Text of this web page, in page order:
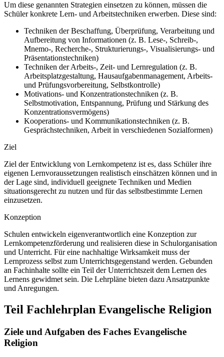
Um diese genannten Strategien einsetzen zu können, müssen die
Schüler konkrete Lern- und Arbeitstechniken erwerben. Diese sind:
Techniken der Beschaffung, Überprüfung, Verarbeitung und
Aufbereitung von Informationen (z. B. Lese-, Schreib-,
Mnemo-, Recherche-, Strukturierungs-, Visualisierungs- und
Präsentationstechniken)
Techniken der Arbeits-, Zeit- und Lernregulation (z. B.
Arbeitsplatzgestaltung, Hausaufgabenmanagement, Arbeits-
und Prüfungsvorbereitung, Selbstkontrolle)
Motivations- und Konzentrationstechniken (z. B.
Selbstmotivation, Entspannung, Prüfung und Stärkung des
Konzentrationsvermögens)
Kooperations- und Kommunikationstechniken (z. B.
Gesprächstechniken, Arbeit in verschiedenen Sozialformen)
Ziel
Ziel der Entwicklung von Lernkompetenz ist es, dass Schüler ihre
eigenen Lernvoraussetzungen realistisch einschätzen können und in
der Lage sind, individuell geeignete Techniken und Medien
situationsgerecht zu nutzen und für das selbstbestimmte Lernen
einzusetzen.
Konzeption
Schulen entwickeln eigenverantwortlich eine Konzeption zur
Lernkompetenzförderung und realisieren diese in Schulorganisation
und Unterricht. Für eine nachhaltige Wirksamkeit muss der
Lernprozess selbst zum Unterrichtsgegenstand werden. Gebunden
an Fachinhalte sollte ein Teil der Unterrichtszeit dem Lernen des
Lernens gewidmet sein. Die Lehrpläne bieten dazu Ansatzpunkte
und Anregungen.
Teil Fachlehrplan Evangelische Religion
Ziele und Aufgaben des Faches Evangelische
Religion